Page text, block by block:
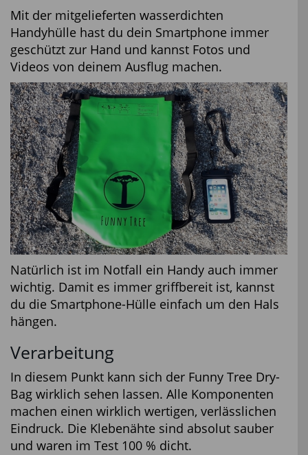
Mit der mitgelieferten wasserdichten
Handyhülle hast du dein Smartphone immer
geschützt zur Hand und kannst Fotos und
Videos von deinem Ausflug machen.
Natürlich ist im Notfall ein Handy auch immer
wichtig. Damit es immer griffbereit ist, kannst
du die Smartphone-Hülle einfach um den Hals
hängen.
Verarbeitung
In diesem Punkt kann sich der Funny Tree Dry-
Bag wirklich sehen lassen. Alle Komponenten
machen einen wirklich wertigen, verlässlichen
Eindruck. Die Klebenähte sind absolut sauber
und waren im Test 100 % dicht.